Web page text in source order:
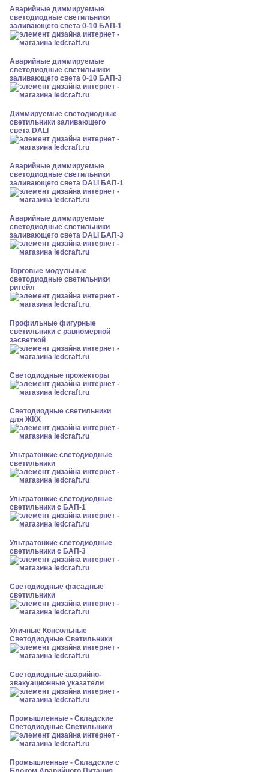
Аварийные диммируемые
светодиодные светильники
заливающего света 0-10 БАП-1
Аварийные диммируемые
светодиодные светильники
заливающего света 0-10 БАП-3
Диммируемые светодиодные
светильники заливающего
света DALI
Аварийные диммируемые
светодиодные светильники
заливающего света DALI БАП-1
Аварийные диммируемые
светодиодные светильники
заливающего света DALI БАП-3
Торговые модульные
светодиодные светильники
ритейл
Профильные фигурные
светильники с равномерной
засветкой
Светодиодные прожекторы
Светодиодные светильники
для ЖКХ
Ультратонкие светодиодные
светильники
Ультратонкие светодиодные
светильники с БАП-1
Ультратонкие светодиодные
светильники с БАП-3
Светодиодные фасадные
светильники
Уличные Консольные
Светодиодные Светильники
Светодиодные аварийно-
эвакуационные указатели
Промышленные - Складские
Светодиодные Светильники
Промышленные - Складские с